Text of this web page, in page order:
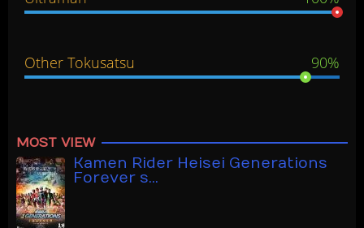
Other Tokusatsu 90%
MOST VIEW
Kamen Rider Heisei Generations
Forever s…